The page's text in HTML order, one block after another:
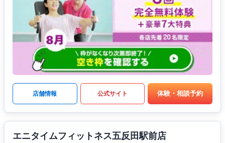
店舗情報 公式サイト 体験・相談予約
エニタイムフィットネス五反田駅前店